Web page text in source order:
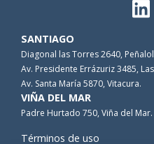
SANTIAGO
Diagonal las Torres 2640,
Av. Presidente Errázuriz 3485,
Av. Santa María 5870, Vitacura.
VIÑA DEL MAR
Padre Hurtado 750, Viña del Mar.
Términos de uso